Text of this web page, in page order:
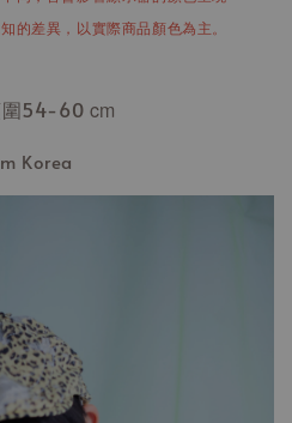
的差異，以實際商品顏色為主。
圍54-60 cm
Korea